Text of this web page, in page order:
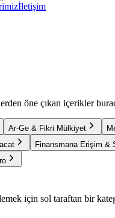
İletişim
öne çıkan içerikler
Ar-Ge & Fikri Mülkiyet
Finansmana Erişim &
için sol taraftan bir